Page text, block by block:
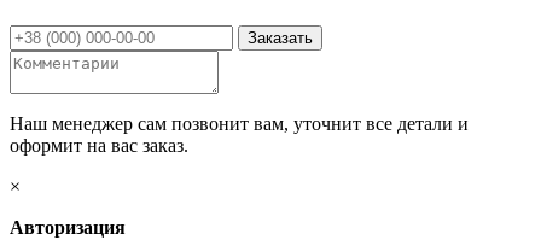
Наш менеджер сам позвонит вам, уточнит все детали и
оформит на вас заказ.
×
Авторизация